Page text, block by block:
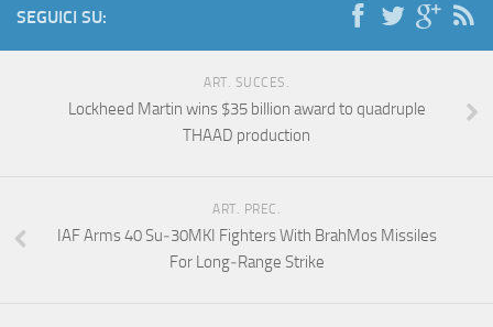
SEGUICI SU:
ART. SUCCES.
Lockheed Martin wins $35 billion award to quadruple
THAAD production
ART. PREC.
IAF Arms 40 Su‑30MKI Fighters With BrahMos Missiles
For Long‑Range Strike